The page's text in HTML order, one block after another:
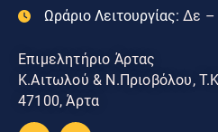
Ωράριο Λειτουργίας: Δε –
Επιμελητήριο Άρτας
Κ.Αιτωλού & Ν.Πριοβόλου,
47100, Άρτα